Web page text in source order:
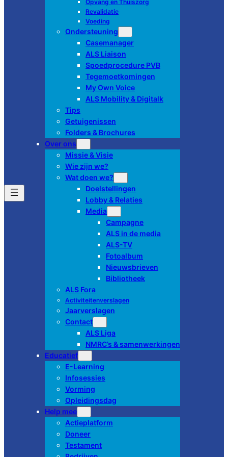
Opvang en Thuiszorg
Revalidatie
Voeding
Ondersteuning
Casemanager
ALS Liaison
Spoedprocedure PVB
Tegemoetkomingen
My Own Voice
ALS Mobility & Digitalk
Tips
Getuigenissen
Folders & Brochures
Over ons
Missie & Visie
Wie zijn we?
Wat doen we?
Doelstellingen
Lobby & Relaties
Media
Campagne
ALS in de media
ALS-TV
Fotoalbum
Nieuwsbrieven
Bibliotheek
ALS Fora
Activiteitenverslagen
Jaarverslagen
Contact
ALS Liga
NMRC’s & samenwerkingen
Educatief
E-Learning
Infosessies
Vorming
Opleidingsdag
Help mee
Actieplatform
Doneer
Testament